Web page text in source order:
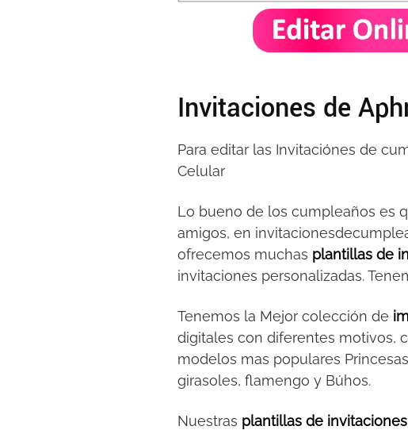
Invitaciones de
Para editar las Invitaciónes de
Celular
Lo bueno de los cumpleaños es
amigos, en
ofrecemos muchas plantillas de
invitaciones personalizadas.
Tenemos la Mejor colección de
digitales con diferentes motivos,
modelos mas populares
girasoles, flamengo y Búhos.
Nuestras plantillas de